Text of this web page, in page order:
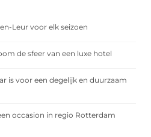
Leur voor elk seizoen
de sfeer van een luxe hotel
is voor een degelijk en duurzaam
occasion in regio Rotterdam